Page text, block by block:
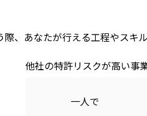
、あなたが行える工程やスキ
他社の特許リスクが高い事
一人で